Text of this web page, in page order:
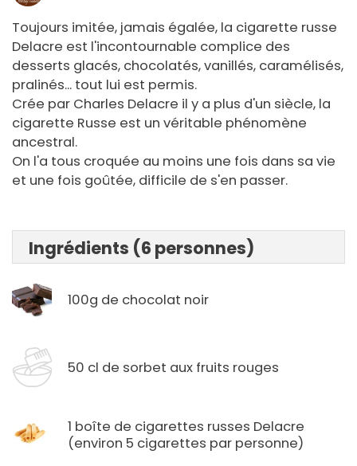
Toujours imitée, jamais égalée, la cigarette russe
Delacre est l'incontournable complice des
desserts glacés, chocolatés, vanillés, caramélisés,
pralinés... tout lui est permis.
Crée par Charles Delacre il y a plus d'un siècle, la
cigarette Russe est un véritable phénomène
ancestral.
On l'a tous croquée au moins une fois dans sa vie
et une fois goûtée, difficile de s'en passer.
Ingrédients (6 personnes)
100g de chocolat noir
50 cl de sorbet aux fruits rouges
1 boîte de cigarettes russes Delacre
(environ 5 cigarettes par personne)